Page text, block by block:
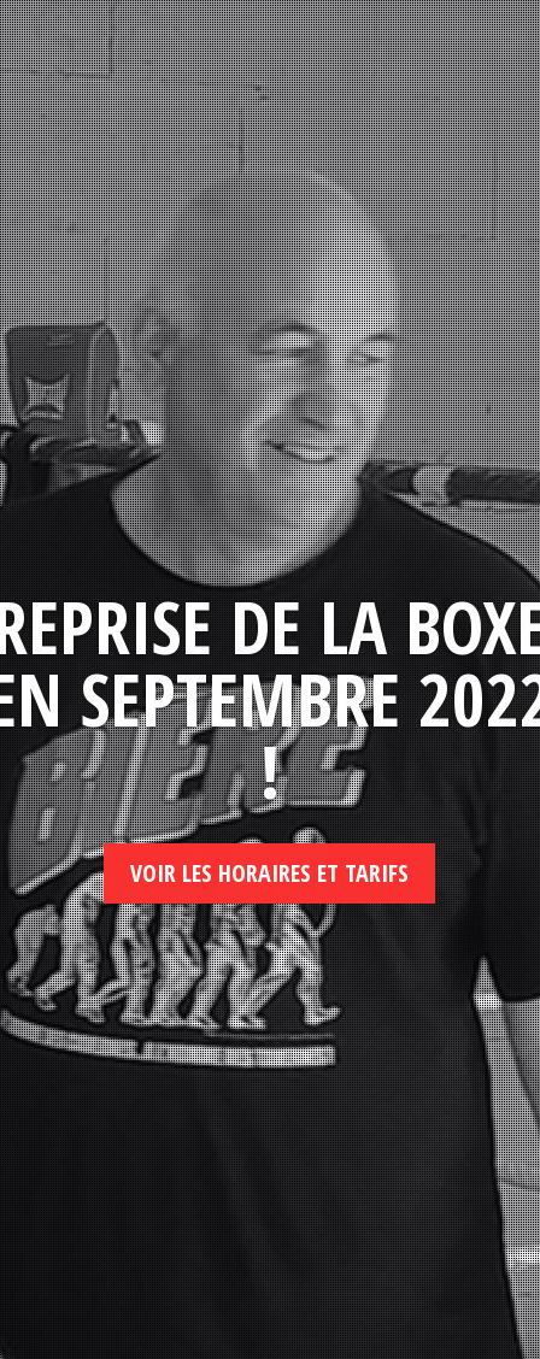
DE LA
SEPTEMBRE
!
VOIR LES HORAIRES ET TARIFS